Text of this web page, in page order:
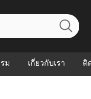
ม เกี่ยวกับเรา ติ